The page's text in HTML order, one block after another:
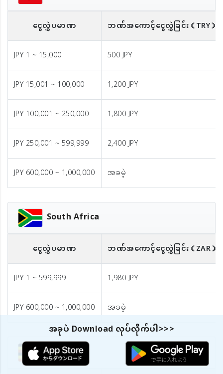
ငွေလွှဲပမာဏ ဘဏ်အကောင့်ငွေလွှဲခြင်း（TRY）
JPY 1 ~ 15,000
500 JPY
JPY 15,001 ~ 100,000
1,200 JPY
JPY 100,001 ~ 250,000
1,800 JPY
JPY 250,001 ~ 599,999
2,400 JPY
JPY 600,000 ~ 1,000,000
အခမဲ့
South Africa
ငွေလွှဲပမာဏ ဘဏ်အကောင့်ငွေလွှဲခြင်း（ZAR）
JPY 1 ~ 599,999
1,980 JPY
JPY 600,000 ~ 1,000,000
အခမဲ့
Uganda
အခုပဲ Download လုပ်လိုက်ပါ>>>